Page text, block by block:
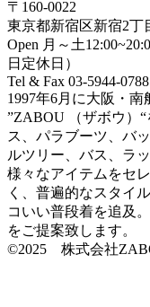
〒160-0022
東京都新宿区新宿2丁
Open 月～土
日定休日）
Tel & Fax 03-5944-0788
1997年6月に大阪・
”ZABOU （ザボウ）
ス、パラブーツ、バ
ルツリー、バス、ラ
様々なアイテムをセ
く、普遍的なスタイ
コいい普段着を追及
をご提案致します。
©2025 株式会社